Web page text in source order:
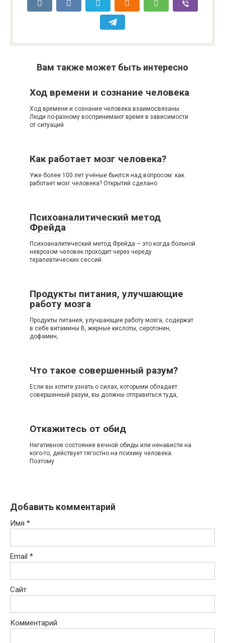
Вам также может быть интересно
Ход времени и сознание человека
Ход времени и сознание человека взаимосвязаны.
Люди по-разному воспринимают время в зависимости
от ситуаций
Как работает мозг человека?
Уже более 100 лет учёные бьются над вопросом: как
работает мозг человека? Открытий сделано
Психоаналитический метод
Фрейда
Психоаналитический метод Фрейда – это когда больной
неврозом человек проходит через череду
терапевтических сессий.
Продукты питания, улучшающие
работу мозга
Продукты питания, улучшающие работу мозга, содержат
в себе витамины В, жирные кислоты, серотонин,
дофамин,
Что такое совершенный разум?
Если вы хотите узнать о силах, которыми обладает
совершенный разум, вы должны отправиться туда,
Откажитесь от обид
Негативное состояние вечной обиды или ненависти на
кого-то, действует тягостно на психику человека.
Поэтому
Добавить комментарий
Имя *
Email *
Сайт
Комментарий